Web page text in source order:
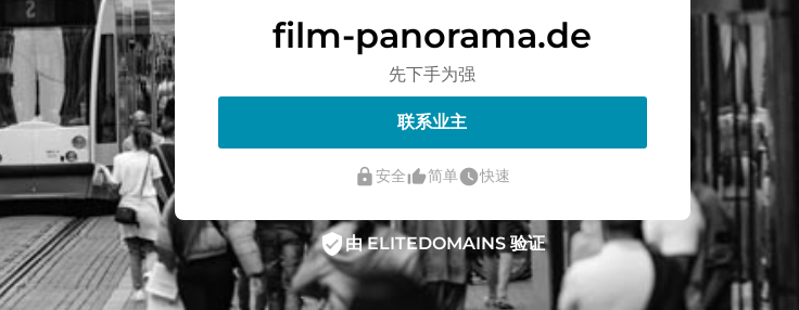
film-panorama.de
先下手为强
联系业主
lock安全thumb_up_alt简单watch_later快速
verified_user由 ELITEDOMAINS 验证